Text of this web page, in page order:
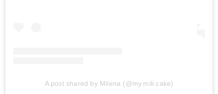
A post shared by Milena (@my.mili.cake)